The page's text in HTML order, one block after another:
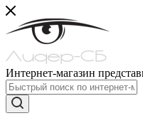
Интернет-магазин